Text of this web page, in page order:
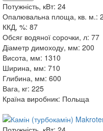
Потужність, кВт: 24
Опалювальна площа, кв. м.:
ККД, %: 87
Обсяг водяної сорочки, л: 77
Діаметр димоходу, мм: 200
Висота, мм: 1310
Ширина, мм: 710
Глибина, мм: 600
Вага, кг: 225
Країна виробник: Польща